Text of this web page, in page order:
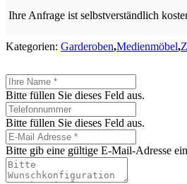
Ihre Anfrage ist selbstverständlich
Kategorien: Garderoben,Medienmöbel,
Bitte füllen Sie dieses Feld aus.
Bitte füllen Sie dieses Feld aus.
Bitte gib eine gültige E-Mail-Adresse